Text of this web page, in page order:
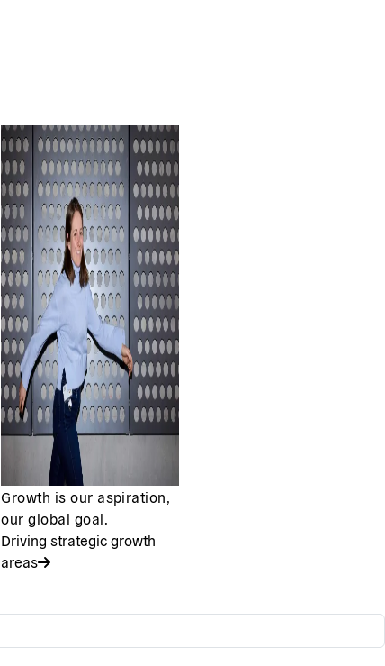
Growth is our aspiration,
our global goal.
Driving strategic growth
areas